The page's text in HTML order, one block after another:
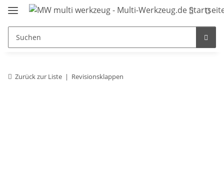
Zurück zur Liste Revisionsklappen